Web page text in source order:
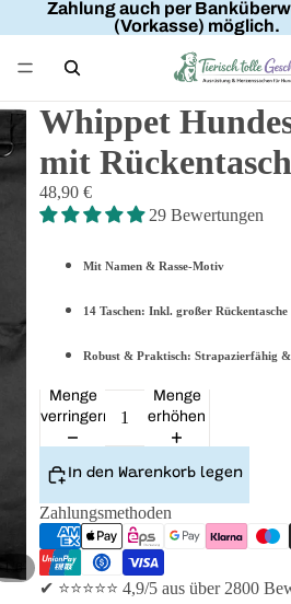
Zahlung auch per
(Vorkasse) möglich.
1
Whippet
mit
48,90 €
29 Bewertungen
Mit Namen & Rasse-Motiv
14 Taschen: Inkl. großer Rückentasche
Robust & Praktisch: Strapazierfähig
Menge
verringern
Menge
erhöhen
In den Warenkorb legen
Zahlungsmethoden
✔ ⭐⭐⭐⭐⭐ 4,9/5 aus über 2800